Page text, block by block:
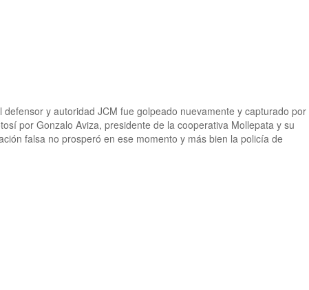
y autoridad JCM fue golpeado nuevamente y capturado por
por Gonzalo Aviza, presidente de la cooperativa Mollepata y su
falsa no prosperó en ese momento y más bien la policía de